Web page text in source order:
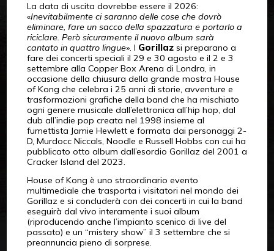
La data di uscita dovrebbe essere il 2026:
«Inevitabilmente ci saranno delle cose che dovrò
eliminare, fare un sacco della spazzatura e portarlo a
riciclare. Però sicuramente il nuovo album sarà
cantato in quattro lingue». I Gorillazsi preparano a
fare dei concerti speciali il 29 e 30 agosto e il 2 e 3
settembre alla Copper Box Arena di Londra, in
occasione della chiusura della grande mostra House
of Kong che celebra i 25 anni di storie, avventure e
trasformazioni grafiche della band che ha mischiato
ogni genere musicale dall’elettronica all’hip hop, dal
dub all’indie pop creata nel 1998 insieme al
fumettista Jamie Hewlett e formata dai personaggi 2-
D, Murdocc Niccals, Noodle e Russell Hobbs con cui ha
pubblicato otto album dall’esordio Gorillaz del 2001 a
Cracker Island del 2023.
House of Kong è uno straordinario evento
multimediale che trasporta i visitatori nel mondo dei
Gorillaz e si concluderà con dei concerti in cui la band
eseguirà dal vivo interamente i suoi album
(riproducendo anche l’impianto scenico di live del
passato) e un “mistery show” il 3 settembre che si
preannuncia pieno di sorprese.